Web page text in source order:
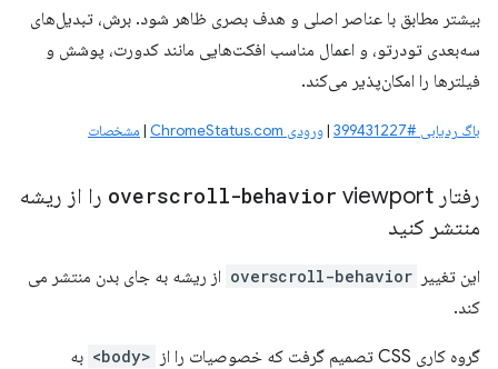
بیشتر مطابق با عناصر اصلی و هدف بصری ظاهر شود. برش، تبدیل‌های
سه‌بعدی تودرتو، و اعمال مناسب افکت‌هایی مانند کدورت، پوشش و
فیلترها را امکان‌پذیر می‌کند.
باگ ردیابی #399431227 |ورودی ChromeStatus.com | مشخصات
رفتار overscroll-behavior viewport را از ریشه
منتشر کنید
این تغییر overscroll-behavior از ریشه به جای بدن منتشر می
کند.
گروه کاری CSS تصمیم گرفت که خصوصیات را از <body>
به